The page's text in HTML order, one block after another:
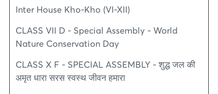
Inter House Kho-Kho (VI-XII)
CLASS VII D - Special Assembly - World
Nature Conservation Day
CLASS X F - SPECIAL ASSEMBLY - शुद्ध जल की
अमृत धारा सरस स्वस्थ जीवन हमारा